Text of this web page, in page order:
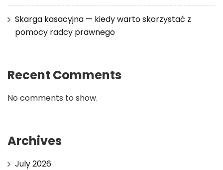
Skarga kasacyjna — kiedy warto skorzystać z
pomocy radcy prawnego
Recent Comments
No comments to show.
Archives
July 2026